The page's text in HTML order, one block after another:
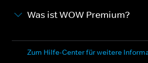
Was ist WOW Premium?
Zum Hilfe-Center für weitere